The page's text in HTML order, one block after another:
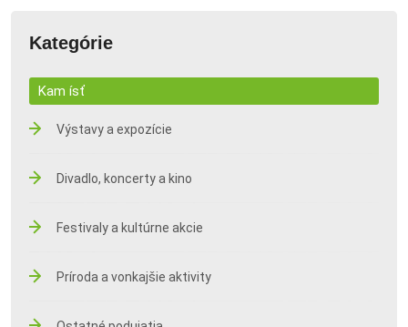
Kategórie
Kam ísť
Výstavy a expozície
Divadlo, koncerty a kino
Festivaly a kultúrne akcie
Príroda a vonkajšie aktivity